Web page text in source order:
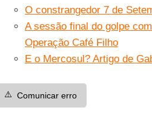
O constrangedor 7 de
A sessão final do golpe
Operação Café Filho
E o Mercosul? Artigo de
⚠️ Comunicar erro